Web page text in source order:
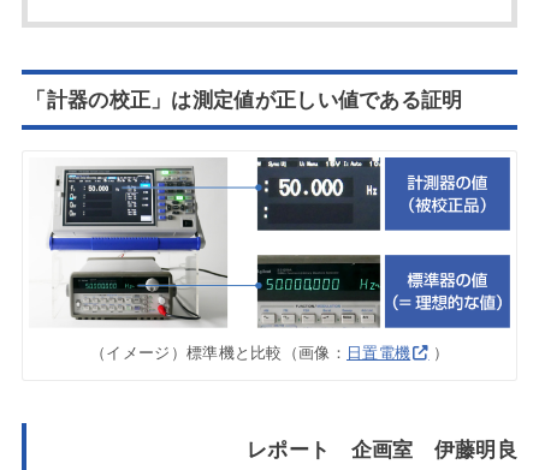
「計器の校正」は測定値が正しい値である証明
（イメージ）標準機と比較（画像： 日置電機 ）
レポート 企画室 伊藤明良